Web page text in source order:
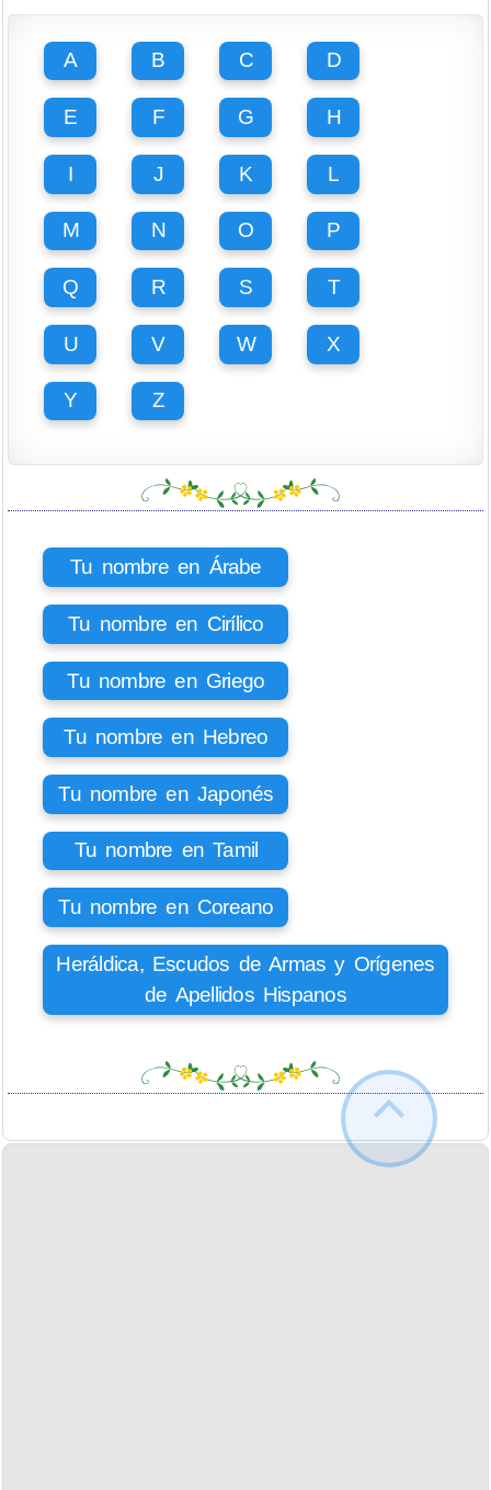
A B C D
E F G H
I J K L
M N O P
Q R S T
U V W X
Y Z
Tu nombre en Árabe
Tu nombre en Cirílico
Tu nombre en Griego
Tu nombre en Hebreo
Tu nombre en Japonés
Tu nombre en Tamil
Tu nombre en Coreano
Heráldica, Escudos de Armas y Orígenes
de Apellidos Hispanos